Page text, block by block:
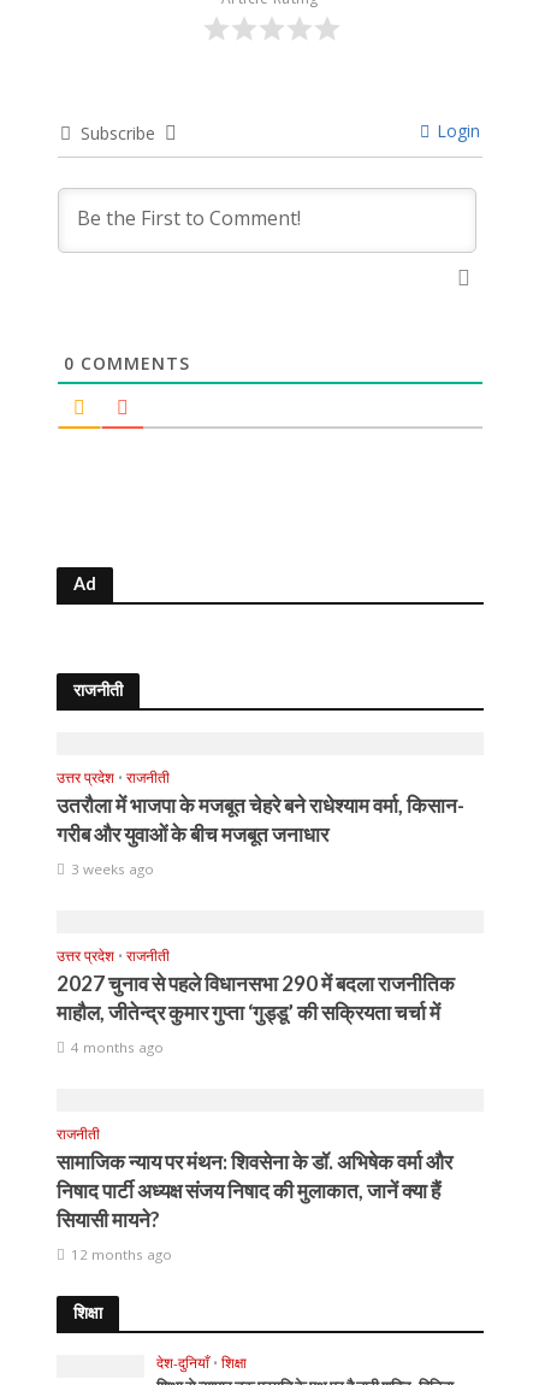
Subscribe Login
0 COMMENTS
Ad
राजनीती
उत्तर प्रदेश • राजनीती
उतरौला में भाजपा के मजबूत चेहरे बने राधेश्याम वर्मा, किसान-
गरीब और युवाओं के बीच मजबूत जनाधार
3 weeks ago
उत्तर प्रदेश • राजनीती
2027 चुनाव से पहले विधानसभा 290 में बदला राजनीतिक
माहौल, जीतेन्द्र कुमार गुप्ता ‘गुड्डू’ की सक्रियता चर्चा में
4 months ago
राजनीती
सामाजिक न्याय पर मंथन: शिवसेना के डॉ. अभिषेक वर्मा और
निषाद पार्टी अध्यक्ष संजय निषाद की मुलाकात, जानें क्या हैं
सियासी मायने?
12 months ago
शिक्षा
देश-दुनियाँ • शिक्षा